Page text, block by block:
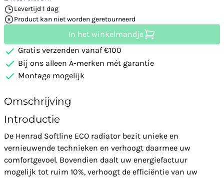
Levertijd 1 dag
Product kan niet worden geretourneerd
In het winkelmandje
Gratis verzenden vanaf €100
Bij ons alleen A-merken mét garantie
Montage mogelijk
Omschrijving
Introductie
De Henrad Softline ECO radiator bezit unieke en
vernieuwende technieken en verhoogt daarmee uw
comfortgevoel. Bovendien daalt uw energiefactuur
mogelijk tot ruim 10%, verhoogt de efficiëntie van uw